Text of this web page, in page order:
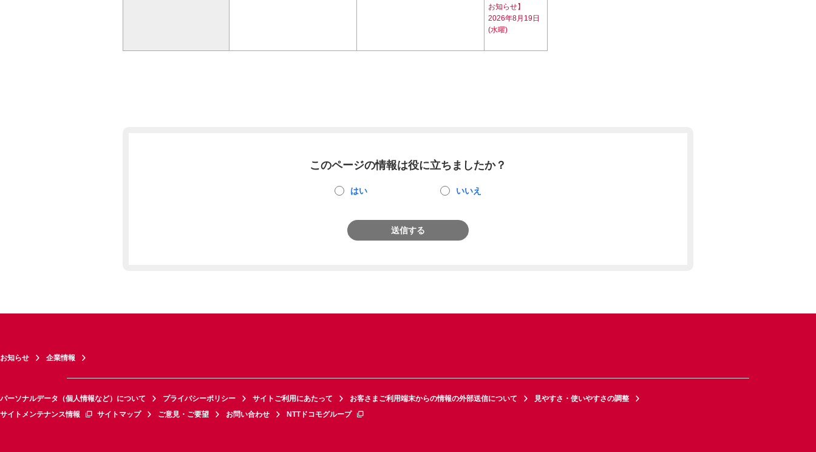
お知らせ】
2026年8月19日
(水曜)
このページの情報は役に立ちましたか？
はい いいえ
送信する
お知らせ 企業情報
パーソナルデータ（個人情報など）について プライバシーポリシー サイトご利用にあたって お客さまご利用端末からの情報の外部送信について
見やすさ・使いやすさの調整
サイトメンテナンス情報
サイトマップ ご意見・ご要望 お問い合わせ NTTドコモグループ